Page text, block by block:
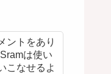
ントをあり
は使い
こなせるよ